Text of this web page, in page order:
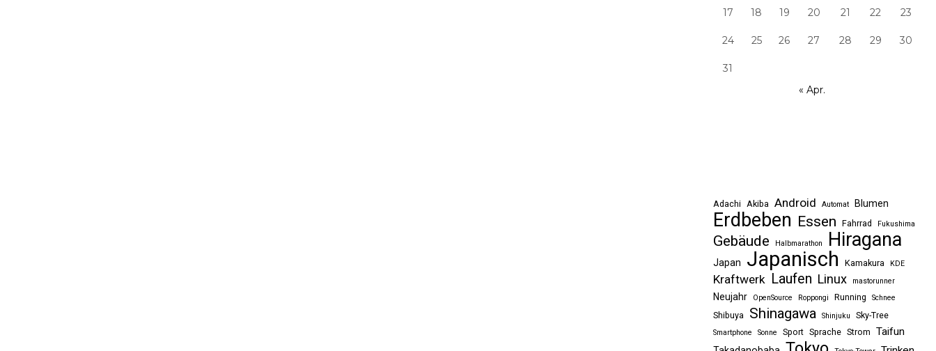
17 18 19 20 21 22 23
24 25 26 27 28 29 30
31
« Apr.
Adachi Akiba Android Automat Blumen
Erdbeben Essen Fahrrad Fukushima
Gebäude Halbmarathon Hiragana
Japan Japanisch Kamakura KDE
Kraftwerk Laufen Linux mastorunner
Neujahr OpenSource Roppongi Running Schnee
Shibuya Shinagawa Shinjuku Sky-Tree
Smartphone Sonne Sport Sprache Strom Taifun